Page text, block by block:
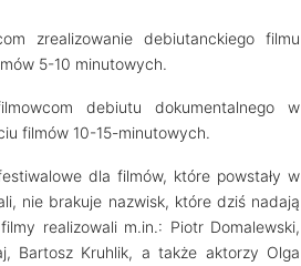
zrealizowanie debiutanckiego filmu
5-10 minutowych.
debiutu dokumentalnego w
filmów 10-15-minutowych.
dla filmów, które powstały w
nie brakuje nazwisk, które dziś nadają
realizowali m.in.: Piotr Domalewski,
Bartosz Kruhlik, a także aktorzy Olga